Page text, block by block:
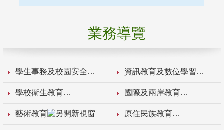
業務導覽
學生事務及校園安全 資訊教育及數位學習
學校衛生教育 國際及兩岸教育
藝術教育 原住民族教育